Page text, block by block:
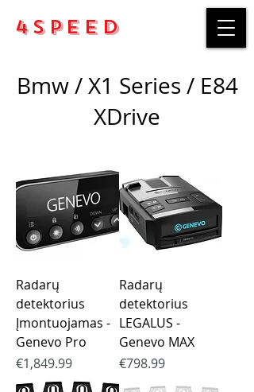
4Speed
Bmw / X1 Series / E84
XDrive
Radarų
detektorius
Įmontuojamas -
Genevo Pro
Price
€1,849.99
Radarų
detektorius
LEGALUS -
Genevo MAX
Price
€798.99